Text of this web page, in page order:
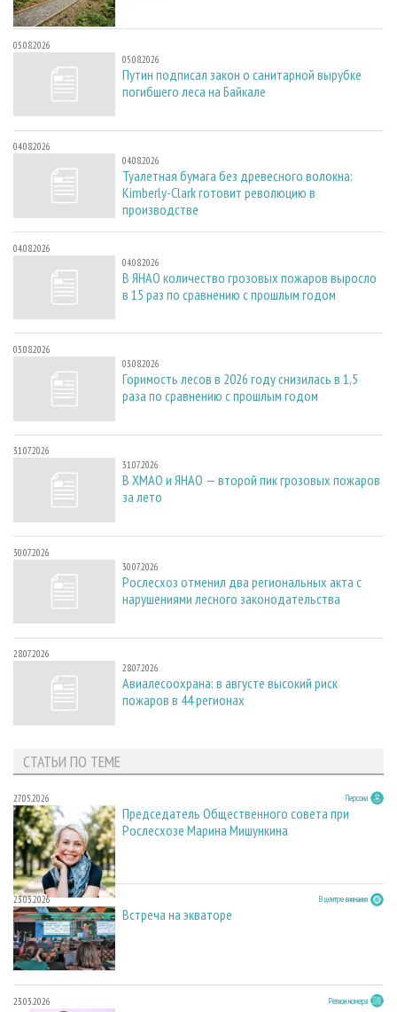
05.08.2026
05.08.2026
Путин подписал закон о санитарной вырубке
погибшего леса на Байкале
04.08.2026
04.08.2026
Туалетная бумага без древесного волокна:
Kimberly-Clark готовит революцию в
производстве
04.08.2026
04.08.2026
В ЯНАО количество грозовых пожаров выросло
в 15 раз по сравнению с прошлым годом
03.08.2026
03.08.2026
Горимость лесов в 2026 году снизилась в 1,5
раза по сравнению с прошлым годом
31.07.2026
31.07.2026
В ХМАО и ЯНАО — второй пик грозовых пожаров
за лето
30.07.2026
30.07.2026
Рослесхоз отменил два региональных акта с
нарушениями лесного законодательства
28.07.2026
28.07.2026
Авиалесоохрана: в августе высокий риск
пожаров в 44 регионах
СТАТЬИ ПО ТЕМЕ
27.05.2026 Персона
Председатель Общественного совета при
Рослесхозе Марина Мишункина
23.03.2026 В центре внимания
Встреча на экваторе
23.03.2026 Регион номера